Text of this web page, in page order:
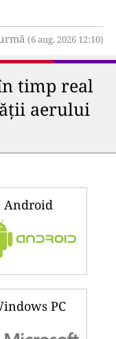
(6 aug. 2026 12:10)
timp real
aerului
Android
PC